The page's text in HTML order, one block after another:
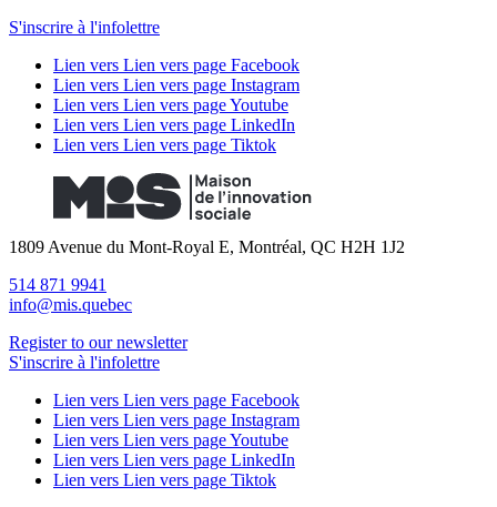
S'inscrire à l'infolettre
Lien vers Lien vers page Facebook
Lien vers Lien vers page Instagram
Lien vers Lien vers page Youtube
Lien vers Lien vers page LinkedIn
Lien vers Lien vers page Tiktok
1809 Avenue du Mont-Royal E, Montréal, QC H2H 1J2
514 871 9941
info@mis.quebec
Register to our newsletter
S'inscrire à l'infolettre
Lien vers Lien vers page Facebook
Lien vers Lien vers page Instagram
Lien vers Lien vers page Youtube
Lien vers Lien vers page LinkedIn
Lien vers Lien vers page Tiktok